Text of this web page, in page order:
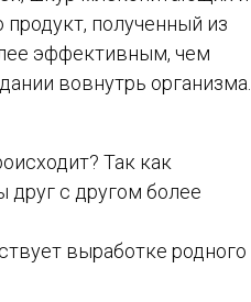
продукт, полученный из
эффективным, чем
вовнутрь организма.
Так как
друг с другом более
выработке родного